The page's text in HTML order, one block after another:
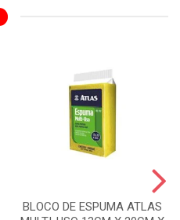
BLOCO DE ESPUMA ATLAS